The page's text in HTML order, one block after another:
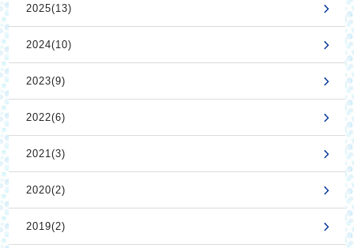
2025(13)
2024(10)
2023(9)
2022(6)
2021(3)
2020(2)
2019(2)